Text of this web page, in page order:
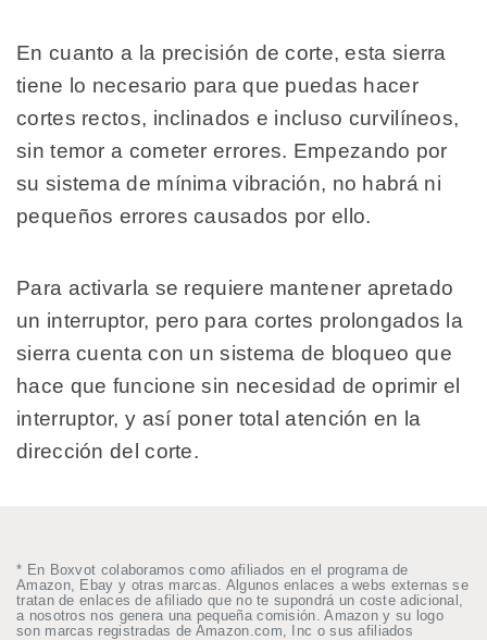
En cuanto a la precisión de corte, esta sierra
tiene lo necesario para que puedas hacer
cortes rectos, inclinados e incluso curvilíneos,
sin temor a cometer errores. Empezando por
su sistema de mínima vibración, no habrá ni
pequeños errores causados por ello.
Para activarla se requiere mantener apretado
un interruptor, pero para cortes prolongados la
sierra cuenta con un sistema de bloqueo que
hace que funcione sin necesidad de oprimir el
interruptor, y así poner total atención en la
dirección del corte.
* En Boxvot colaboramos como afiliados en el programa de
Amazon, Ebay y otras marcas. Algunos enlaces a webs externas se
tratan de enlaces de afiliado que no te supondrá un coste adicional,
a nosotros nos genera una pequeña comisión. Amazon y su logo
son marcas registradas de Amazon.com, Inc o sus afiliados